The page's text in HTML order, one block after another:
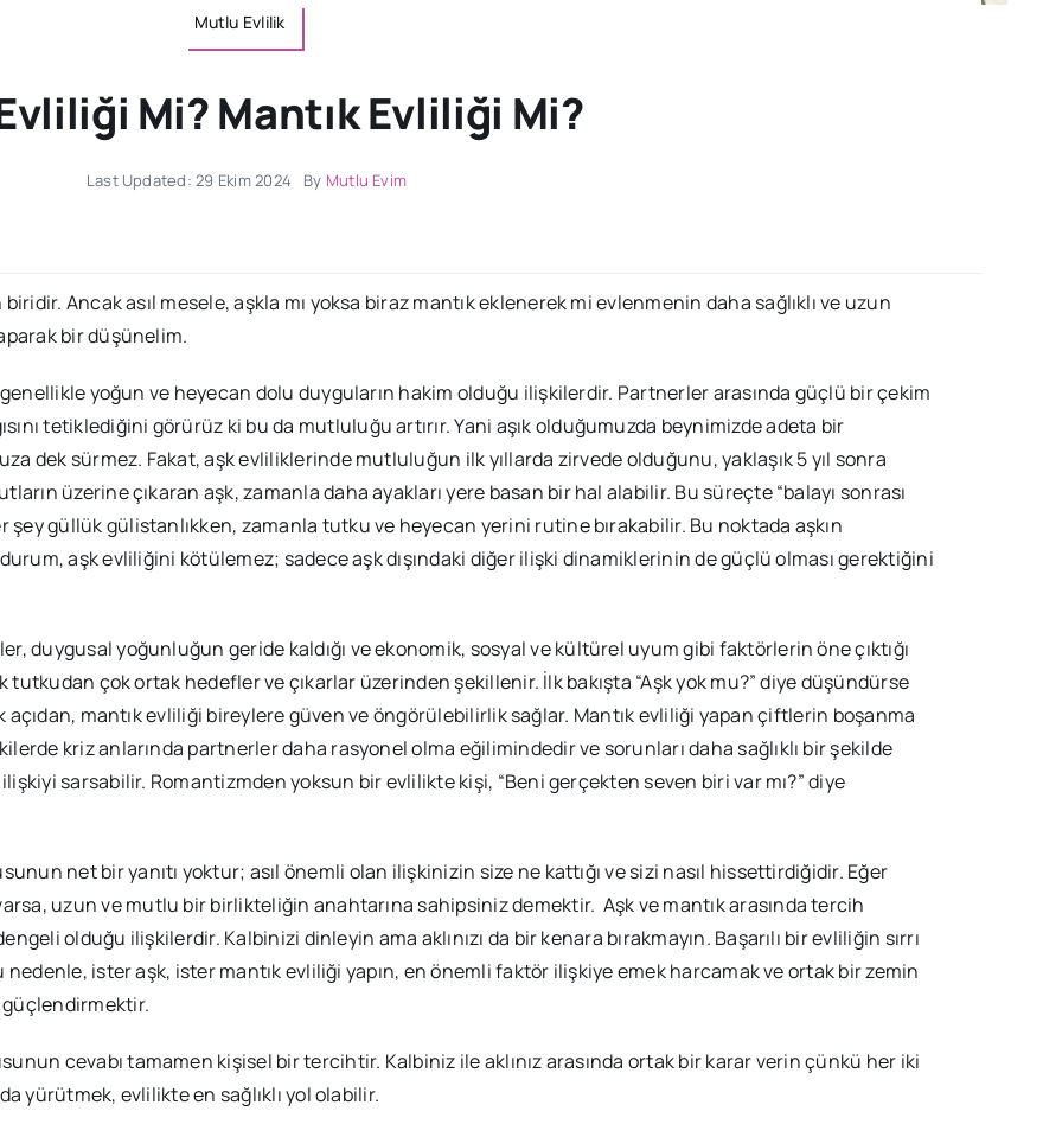
Mutlu Evlilik
Mi? Mantık Evliliği Mi?
Last Updated: 29 Ekim 2024 By Mutlu Evim
Ancak asıl mesele, aşkla mı yoksa biraz mantık eklenerek mi evlenmenin daha sağlıklı ve uzun
bir düşünelim.
yoğun ve heyecan dolu duyguların hakim olduğu ilişkilerdir. Partnerler arasında güçlü bir çekim
tetiklediğini görürüz ki bu da mutluluğu artırır. Yani aşık olduğumuzda beynimizde adeta bir
dek sürmez. Fakat, aşk evliliklerinde mutluluğun ilk yıllarda zirvede olduğunu, yaklaşık 5 yıl sonra
üzerine çıkaran aşk, zamanla daha ayakları yere basan bir hal alabilir. Bu süreçte “balayı sonrası
güllük gülistanlıkken, zamanla tutku ve heyecan yerini rutine bırakabilir. Bu noktada aşkın
aşk evliliğini kötülemez; sadece aşk dışındaki diğer ilişki dinamiklerinin de güçlü olması gerektiğini
duygusal yoğunluğun geride kaldığı ve ekonomik, sosyal ve kültürel uyum gibi faktörlerin öne çıktığı
çok ortak hedefler ve çıkarlar üzerinden şekillenir. İlk bakışta “Aşk yok mu?” diye düşündürse
mantık evliliği bireylere güven ve öngörülebilirlik sağlar. Mantık evliliği yapan çiftlerin boşanma
kriz anlarında partnerler daha rasyonel olma eğilimindedir ve sorunları daha sağlıklı bir şekilde
sarsabilir. Romantizmden yoksun bir evlilikte kişi, “Beni gerçekten seven biri var mı?” diye
net bir yanıtı yoktur; asıl önemli olan ilişkinizin size ne kattığı ve sizi nasıl hissettirdiğidir. Eğer
uzun ve mutlu bir birlikteliğin anahtarına sahipsiniz demektir. Aşk ve mantık arasında tercih
olduğu ilişkilerdir. Kalbinizi dinleyin ama aklınızı da bir kenara bırakmayın. Başarılı bir evliliğin sırrı
nedenle, ister aşk, ister mantık evliliği yapın, en önemli faktör ilişkiye emek harcamak ve ortak bir zemin
cevabı tamamen kişisel bir tercihtir. Kalbiniz ile aklınız arasında ortak bir karar verin çünkü her iki
yürütmek, evlilikte en sağlıklı yol olabilir.